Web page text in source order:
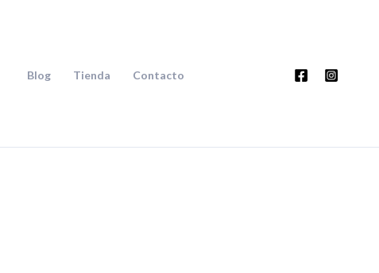
Blog Tienda Contacto